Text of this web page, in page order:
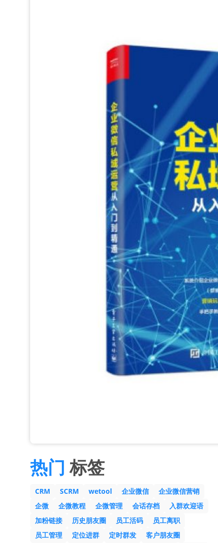
热门 标签
CRM SCRM wetool 企业微信
企业微信营销
企微
企微教程 企微管理 会话存档
入群欢迎语
加粉链接
历史朋友圈 员工活码
员工离职
员工管理
定位进群 定时群发
客户朋友圈